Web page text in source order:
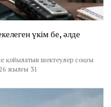
үкім бе, әлде
қойылатын шектеулер соңғы
жылғы 31